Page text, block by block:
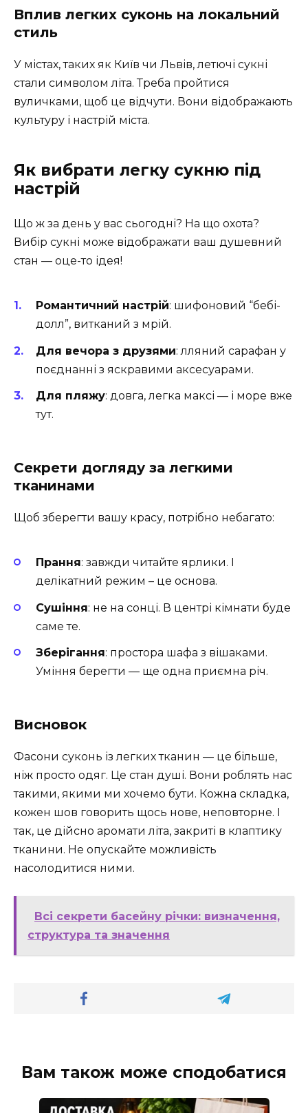
Вплив легких суконь на локальний
стиль
У містах, таких як Київ чи Львів, летючі сукні
стали символом літа. Треба пройтися
вуличками, щоб це відчути. Вони відображають
культуру і настрій міста.
Як вибрати легку сукню під
настрій
Що ж за день у вас сьогодні? На що охота?
Вибір сукні може відображати ваш душевний
стан — оце-то ідея!
Романтичний настрій: шифоновий “бебі-
долл”, витканий з мрій.
Для вечора з друзями: лляний сарафан у
поєднанні з яскравими аксесуарами.
Для пляжу: довга, легка максі — і море вже
тут.
Секрети догляду за легкими
тканинами
Щоб зберегти вашу красу, потрібно небагато:
Прання: завжди читайте ярлики. І
делікатний режим – це основа.
Сушіння: не на сонці. В центрі кімнати буде
саме те.
Зберігання: простора шафа з вішаками.
Уміння берегти — ще одна приємна річ.
Висновок
Фасони суконь із легких тканин — це більше,
ніж просто одяг. Це стан душі. Вони роблять нас
такими, якими ми хочемо бути. Кожна складка,
кожен шов говорить щось нове, неповторне. І
так, це дійсно аромати літа, закриті в клаптику
тканини. Не опускайте можливість
насолодитися ними.
Всі секрети басейну річки: визначення,
структура та значення
Вам також може сподобатися